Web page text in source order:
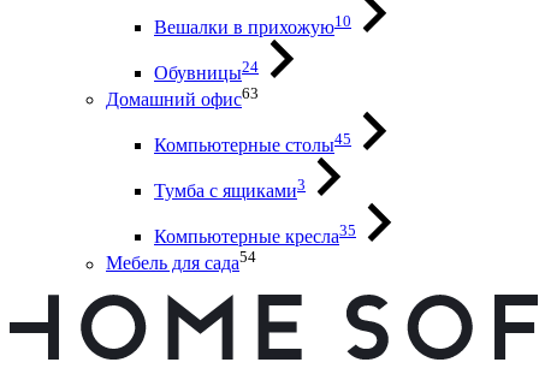
Вешалки в прихожую10
Обувницы24
Домашний офис63
Компьютерные столы45
Тумба с ящиками3
Компьютерные кресла35
Мебель для сада54